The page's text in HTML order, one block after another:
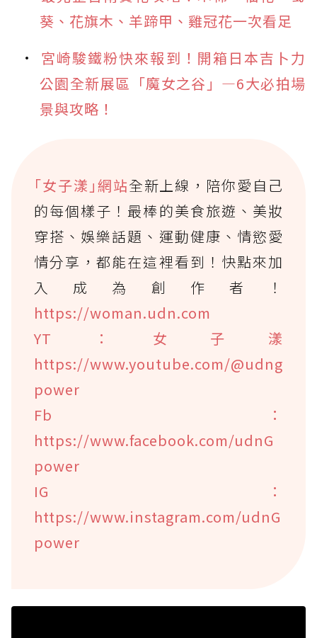
葵、花旗木、羊蹄甲、雞冠花一次看足
宮崎駿鐵粉快來報到！開箱日本吉卜力
公園全新展區「魔女之谷」—6大必拍場
景與攻略！
｢女子漾｣網站全新上線，陪你愛自己
的每個樣子！最棒的美食旅遊、美妝
穿搭、娛樂話題、運動健康、情慾愛
情分享，都能在這裡看到！快點來加
入成為創作者！
https://woman.udn.com
YT：女子漾
https://www.youtube.com/@udng
power
Fb：
https://www.facebook.com/udnG
power
IG：
https://www.instagram.com/udnG
power